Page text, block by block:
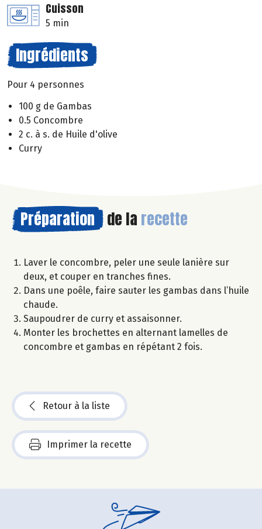
Cuisson
5 min
Ingrédients
Pour 4 personnes
100 g de Gambas
0.5 Concombre
2 c. à s. de Huile d'olive
Curry
Préparation de la recette
Laver le concombre, peler une seule lanière sur
deux, et couper en tranches fines.
Dans une poêle, faire sauter les gambas dans l’huile
chaude.
Saupoudrer de curry et assaisonner.
Monter les brochettes en alternant lamelles de
concombre et gambas en répétant 2 fois.
Retour à la liste
Imprimer la recette